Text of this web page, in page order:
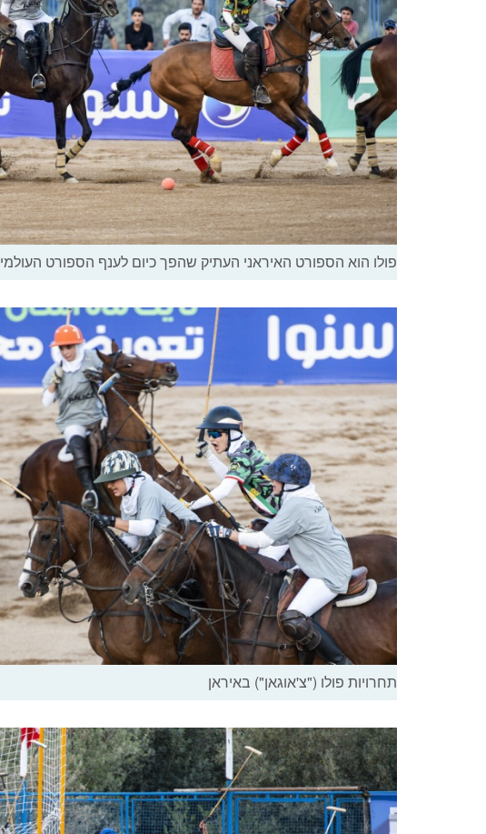
פולו הוא הספורט האיראני העתיק שהפך כיום לענף הספורט העולמי
תחרויות פולו ("צ'אוגאן") באיראן